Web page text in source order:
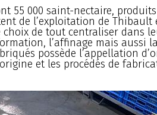
55 000 saint-nectaire, produits
de l’exploitation de Thibault
de tout centraliser dans
l’affinage mais aussi
possède l’appellation
et les procédés de